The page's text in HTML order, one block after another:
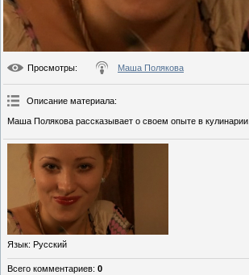
Просмотры: Маша Полякова
Описание материала:
Маша Полякова рассказывает о своем опыте в кулинарии.
Язык: Русский
Всего комментариев: 0